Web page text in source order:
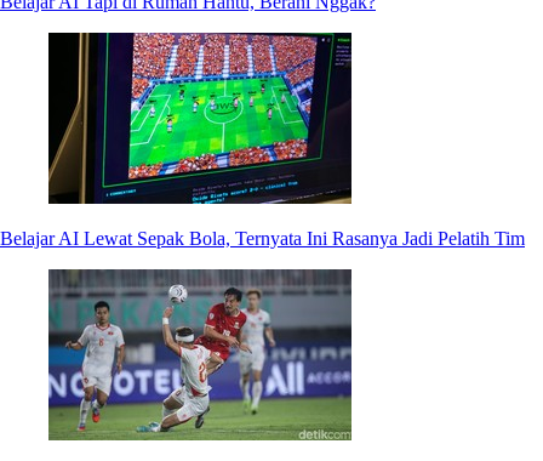
Belajar AI Lewat Sepak Bola, Ternyata Ini Rasanya Jadi Pelatih Tim